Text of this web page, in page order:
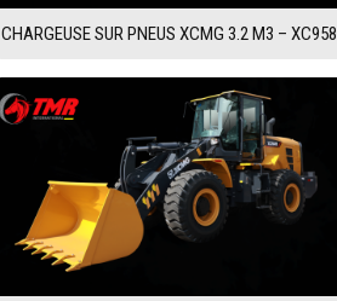
CHARGEUSE SUR PNEUS XCMG 3.2 M3 – XC958